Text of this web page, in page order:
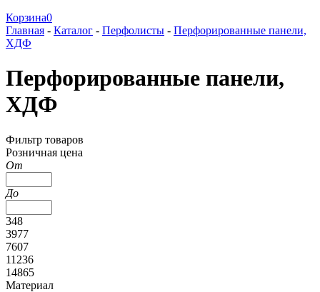
Корзина0
Главная - Каталог - Перфолисты - Перфорированные панели,
ХДФ
Перфорированные панели,
ХДФ
Фильтр товаров
Розничная цена
От
До
348
3977
7607
11236
14865
Материал